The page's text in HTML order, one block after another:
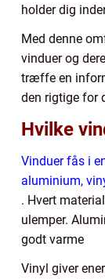
holder dig
Med denne
vinduer og
træffe en
den rigtige for
Hvilke
Vinduer fås i
aluminium,
. Hvert
ulemper.
godt varme
Vinyl giver